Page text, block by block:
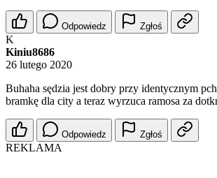
Odpowiedz Zgłoś
K
Kiniu8686
26 lutego 2020
Buhaha sędzia jest dobry przy identycznym
bramkę dla city a teraz wyrzuca ramosa za
Odpowiedz Zgłoś
REKLAMA